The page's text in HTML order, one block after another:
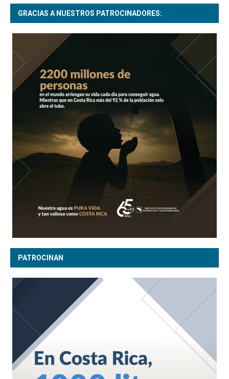
GRACIAS A NUESTROS PATROCINADORES:
PATROCINAN